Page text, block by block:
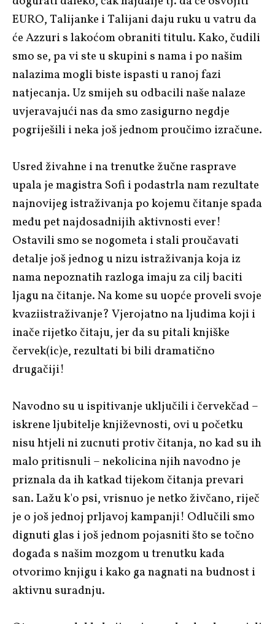
EURO, Talijanke i Talijani daju ruku u vatru da
će Azzuri s lakoćom obraniti titulu. Kako, čudili
smo se, pa vi ste u skupini s nama i po našim
nalazima mogli biste ispasti u ranoj fazi
natjecanja. Uz smijeh su odbacili naše nalaze
uvjeravajući nas da smo zasigurno negdje
pogriješili i neka još jednom proučimo izračune.
Usred živahne i na trenutke žučne rasprave
upala je magistra Sofi i podastrla nam rezultate
najnovijeg istraživanja po kojemu čitanje spada
među pet najdosadnijih aktivnosti ever!
Ostavili smo se nogometa i stali proučavati
detalje još jednog u nizu istraživanja koja iz
nama nepoznatih razloga imaju za cilj baciti
ljagu na čitanje. Na kome su uopće proveli svoje
kvaziistraživanje? Vjerojatno na ljudima koji i
inače rijetko čitaju, jer da su pitali knjiške
červek(ic)e, rezultati bi bili dramatično
drugačiji!
Navodno su u ispitivanje uključili i červekčad –
iskrene ljubitelje književnosti, ovi u početku
nisu htjeli ni zucnuti protiv čitanja, no kad su ih
malo pritisnuli – nekolicina njih navodno je
priznala da ih katkad tijekom čitanja prevari
san. Lažu k'o psi, vrisnuo je netko živčano, riječ
je o još jednoj prljavoj kampanji! Odlučili smo
dignuti glas i još jednom pojasniti što se točno
događa s našim mozgom u trenutku kada
otvorimo knjigu i kako ga nagnati na budnost i
aktivnu suradnju.